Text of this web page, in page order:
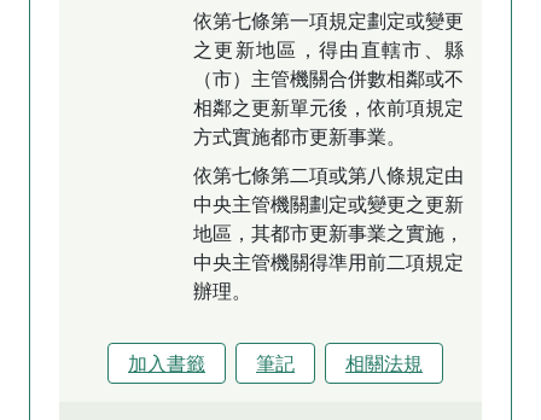
依第七條第一項規定劃定或變更
之更新地區，得由直轄市、縣
（市）主管機關合併數相鄰或不
相鄰之更新單元後，依前項規定
方式實施都市更新事業。
依第七條第二項或第八條規定由
中央主管機關劃定或變更之更新
地區，其都市更新事業之實施，
中央主管機關得準用前二項規定
辦理。
加入書籤 筆記 相關法規